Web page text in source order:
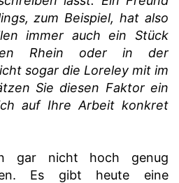
zum Beispiel, hat also
immer auch ein Stück
den Rhein oder in der
sogar die Loreley mit im
Sie diesen Faktor ein
auf Ihre Arbeit konkret
gar nicht hoch genug
Es gibt heute eine